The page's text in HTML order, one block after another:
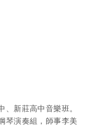
新莊高中音樂班。
琴演奏組，師事李美